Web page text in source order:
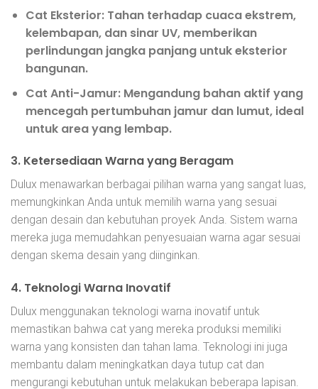
Cat Eksterior: Tahan terhadap cuaca ekstrem,
kelembapan, dan sinar UV, memberikan
perlindungan jangka panjang untuk eksterior
bangunan.
Cat Anti-Jamur: Mengandung bahan aktif yang
mencegah pertumbuhan jamur dan lumut, ideal
untuk area yang lembap.
3. Ketersediaan Warna yang Beragam
Dulux menawarkan berbagai pilihan warna yang sangat luas,
memungkinkan Anda untuk memilih warna yang sesuai
dengan desain dan kebutuhan proyek Anda. Sistem warna
mereka juga memudahkan penyesuaian warna agar sesuai
dengan skema desain yang diinginkan.
4. Teknologi Warna Inovatif
Dulux menggunakan teknologi warna inovatif untuk
memastikan bahwa cat yang mereka produksi memiliki
warna yang konsisten dan tahan lama. Teknologi ini juga
membantu dalam meningkatkan daya tutup cat dan
mengurangi kebutuhan untuk melakukan beberapa lapisan.